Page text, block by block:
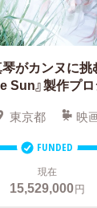
がカンヌに挑
Sun』製作プ
東京都 映
FUNDED
現在
15,529,000円